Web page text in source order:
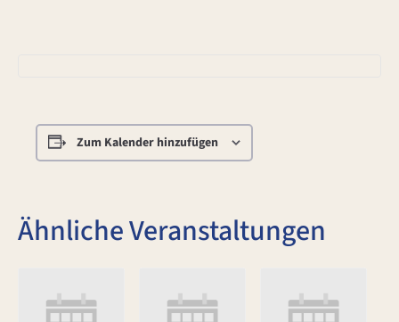
Zum Kalender hinzufügen
Ähnliche Veranstaltungen